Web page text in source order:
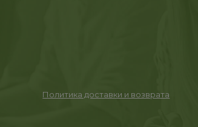
Политика доставки и возврата